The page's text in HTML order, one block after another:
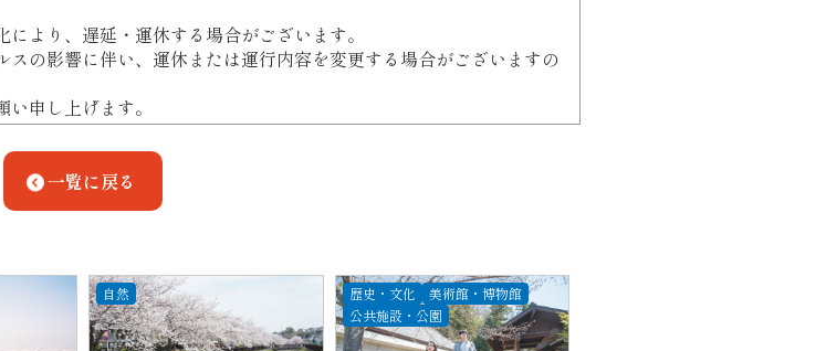
より、遅延・運休する場合がございます。
スの影響に伴い、運休または運行内容を変更する場合がございますの
申し上げます。
一覧に戻る
自然 歴史・文化
美術館・博物館
公共施設・公園